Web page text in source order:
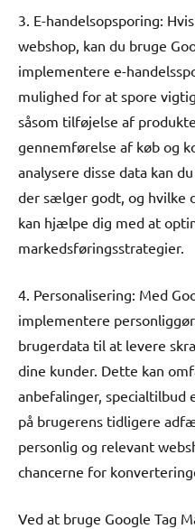
3. E-handelsopsporing:
webshop, kan du bruge
implementere e-
mulighed for at spore
såsom tilføjelse af
gennemførelse af køb og
analysere disse data kan
der sælger godt, og hvilke
kan hjælpe dig med at
markedsføringsstrategier.
4. Personalisering: Med
implementere
brugerdata til at levere
dine kunder. Dette kan
anbefalinger, specialtilbud
på brugerens tidligere
personlig og relevant
chancerne for
Ved at bruge Google Tag